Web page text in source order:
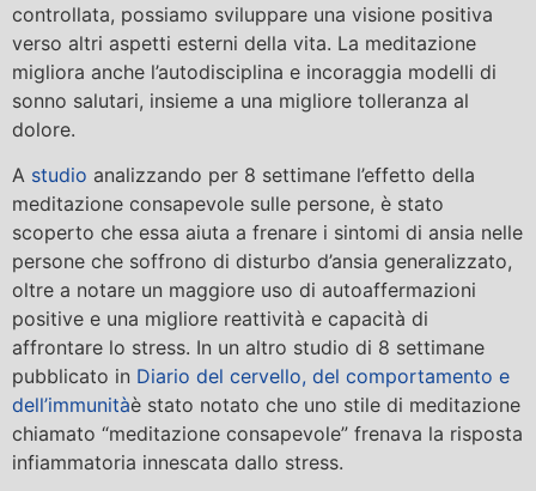
controllata, possiamo sviluppare una visione positiva
verso altri aspetti esterni della vita. La meditazione
migliora anche l’autodisciplina e incoraggia modelli di
sonno salutari, insieme a una migliore tolleranza al
dolore.
A studio analizzando per 8 settimane l’effetto della
meditazione consapevole sulle persone, è stato
scoperto che essa aiuta a frenare i sintomi di ansia nelle
persone che soffrono di disturbo d’ansia generalizzato,
oltre a notare un maggiore uso di autoaffermazioni
positive e una migliore reattività e capacità di
affrontare lo stress. In un altro studio di 8 settimane
pubblicato in Diario del cervello, del comportamento e
dell’immunitàè stato notato che uno stile di meditazione
chiamato “meditazione consapevole” frenava la risposta
infiammatoria innescata dallo stress.